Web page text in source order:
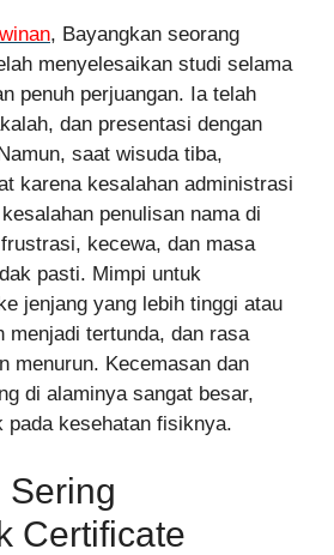
, Bayangkan seorang
menyelesaikan studi selama
penuh perjuangan. Ia telah
dan presentasi dengan
saat wisuda tiba,
karena kesalahan administrasi
penulisan nama di
kecewa, dan masa
pasti. Mimpi untuk
jenjang yang lebih tinggi atau
menjadi tertunda, dan rasa
menurun. Kecemasan dan
di alaminya sangat besar,
pada kesehatan fisiknya.
Sering
Certificate